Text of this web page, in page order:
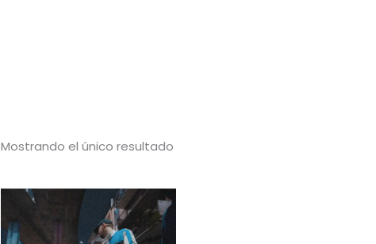
Mostrando el único resultado